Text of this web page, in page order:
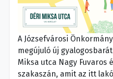
A Józsefvárosi
megújuló új
Miksa utca Nagy Fuvaros
szakaszán, amit az itt